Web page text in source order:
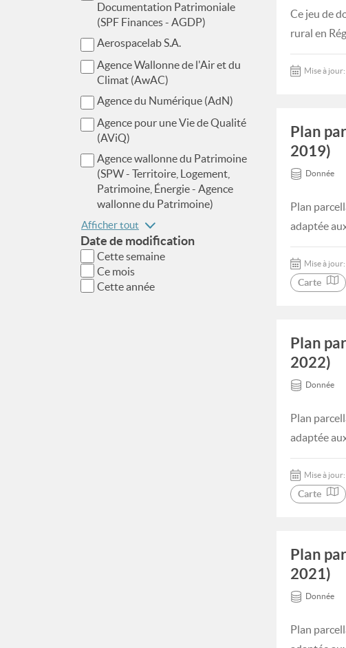
Documentation Patrimoniale
(SPF Finances - AGDP)
Aerospacelab S.A.
Agence Wallonne de l'Air et du
Climat (AwAC)
Agence du Numérique (AdN)
Agence pour une Vie de Qualité
(AViQ)
Agence wallonne du Patrimoine
(SPW - Territoire, Logement,
Patrimoine, Énergie - Agence
wallonne du Patrimoine)
Afficher tout
Date de modification
Cette semaine
Ce mois
Cette année
Ce jeu de
rural en
Mise à jour:
Plan
2019)
Donnée
Plan
adaptée
Mise à jour:
Carte
Plan
2022)
Donnée
Plan
adaptée
Mise à jour:
Carte
Plan
2021)
Donnée
Plan